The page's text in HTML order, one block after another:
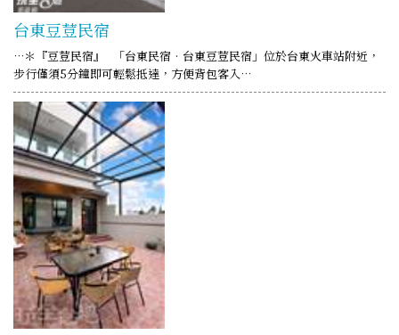
台東豆荳民宿
…＊『豆荳民宿』 「台東民宿‧台東豆荳民宿」位於台東火車站附近，
步行僅須5分鐘即可輕鬆抵達，方便背包客入…